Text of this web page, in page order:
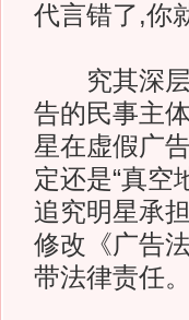
代言错了,你
究其深层
告的民事主
星在虚假广
定还是“真空
追究明星承
修改《广告
带法律责任。